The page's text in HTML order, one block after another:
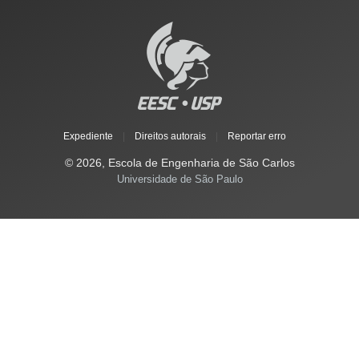
Expediente Direitos autorais Reportar erro
© 2026, Escola de Engenharia de São Carlos
Universidade de São Paulo